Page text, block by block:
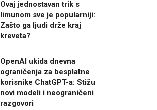
Ovaj jednostavan trik s
limunom sve je popularniji:
Zašto ga ljudi drže kraj
kreveta?
OpenAI ukida dnevna
ograničenja za besplatne
korisnike ChatGPT-a: Stižu
novi modeli i neograničeni
razgovori